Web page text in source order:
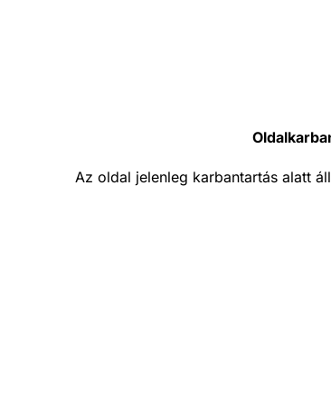
Az oldal jelenleg karbantartás alatt